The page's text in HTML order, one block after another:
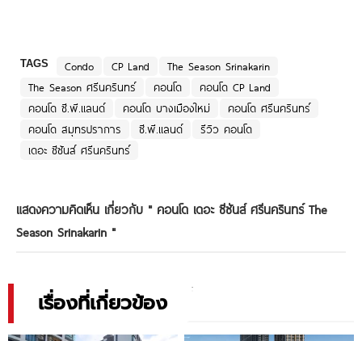
TAGS Condo CP Land
The Season Srinakarin
The Season ศรีนครินทร์
คอนโด
คอนโด CP Land
คอนโด ซี.พี.แลนด์
คอนโด บางเมืองใหม่
คอนโด ศรีนครินทร์
คอนโด สมุทรปราการ
ซี.พี.แลนด์
รีวิว คอนโด
เดอะ ซีซันส์ ศรีนครินทร์
แสดงความคิดเห็น เกี่ยวกับ " คอนโด เดอะ ซีซันส์ ศรีนครินทร์ The
Season Srinakarin "
เรื่องที่เกี่ยวข้อง